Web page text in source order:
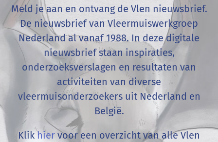
Meld je aan en ontvang de Vlen nieuwsbrief.
De nieuwsbrief van Vleermuiswerkgroep
Nederland al vanaf 1988. In deze digitale
nieuwsbrief staan inspiraties,
onderzoeksverslagen en resultaten van
activiteiten van diverse
vleermuisonderzoekers uit Nederland en
België.
Klik hier voor een overzicht van alle Vlen